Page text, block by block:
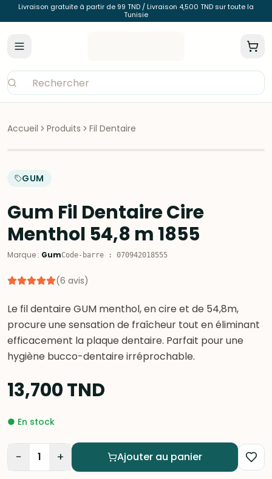
Livraison gratuite à partir de 99 TND / Livraison 4,500 TND sur toute la
Tunisie
Accueil Produits Fil Dentaire
GUM
Gum Fil Dentaire Cire
Menthol 54,8 m 1855
Marque : GumCode-barre : 070942018555
(6 avis)
Le fil dentaire GUM menthol, en cire et de 54,8m,
procure une sensation de fraîcheur tout en éliminant
efficacement la plaque dentaire. Parfait pour une
hygiène bucco-dentaire irréprochable.
13,700TND
● En stock
− 1 + Ajouter au panier